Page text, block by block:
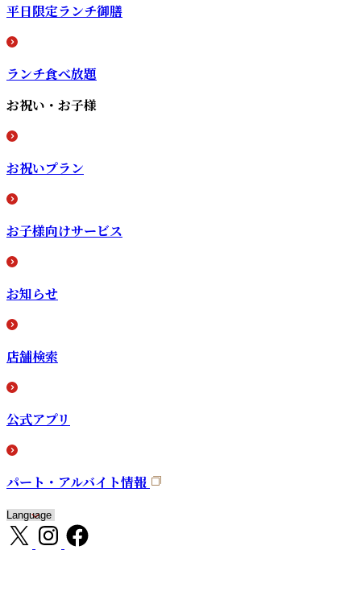
平日限定ランチ御膳
ランチ食べ放題
お祝い・お子様
お祝いプラン
お子様向けサービス
お知らせ
店舗検索
公式アプリ
パート・アルバイト情報